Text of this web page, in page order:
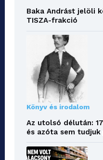
Baka Andrást jelöli
TISZA-frakció
Könyv és irodalom
Az utolsó délután:
és azóta sem